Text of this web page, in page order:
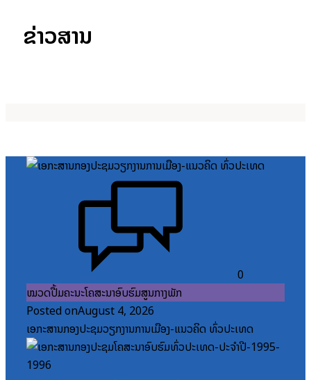
ຂ່າວສານ
0
ໝວດປື້ມຄະນະໂຄສະນາອົບຮົມສູນກາງພັກ
Posted onAugust 4, 2026
ເອກະສານກອງປະຊຸມວຽກງານການເມືອງ-ແນວຄິດ ທົ່ວປະເທດ